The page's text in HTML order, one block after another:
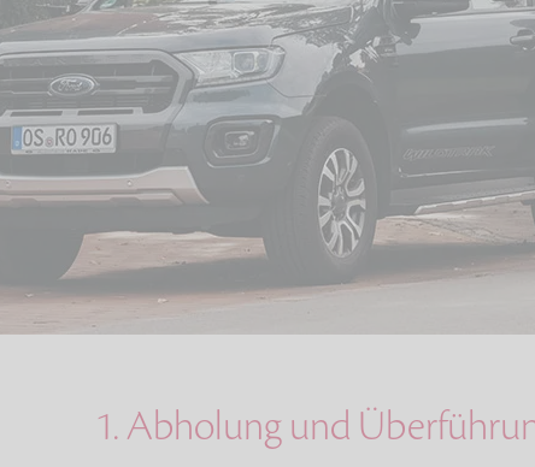
1. Abholung und